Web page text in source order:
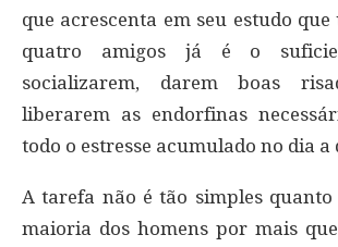
que acrescenta em seu estudo
quatro amigos já é o
socializarem, darem boas
liberarem as endorfinas
todo o estresse acumulado no dia a
A tarefa não é tão simples quanto
maioria dos homens por mais